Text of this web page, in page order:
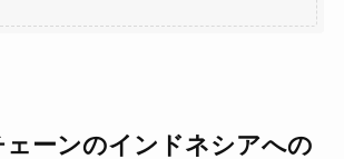
ーンのインドネシアへの